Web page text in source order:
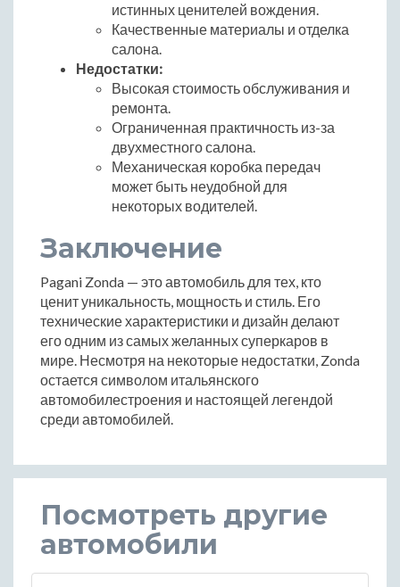
истинных ценителей вождения.
Качественные материалы и отделка
салона.
Недостатки:
Высокая стоимость обслуживания и
ремонта.
Ограниченная практичность из-за
двухместного салона.
Механическая коробка передач
может быть неудобной для
некоторых водителей.
Заключение
Pagani Zonda — это автомобиль для тех, кто
ценит уникальность, мощность и стиль. Его
технические характеристики и дизайн делают
его одним из самых желанных суперкаров в
мире. Несмотря на некоторые недостатки, Zonda
остается символом итальянского
автомобилестроения и настоящей легендой
среди автомобилей.
Посмотреть другие
автомобили